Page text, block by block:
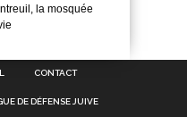
la mosquée
CONTACT
DE DÉFENSE JUIVE